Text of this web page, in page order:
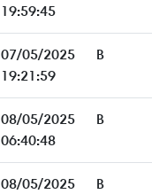
19:59:45
07/05/2025
19:21:59
B
08/05/2025
06:40:48
B
08/05/2025
B